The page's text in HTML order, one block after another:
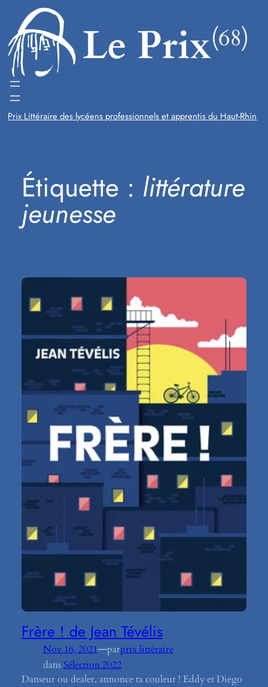
contenu
Prix Littéraire des lycéens professionnels et apprentis du Haut-Rhin
Étiquette : littérature
jeunesse
Frère ! de Jean Tévélis
Nov 16, 2021—parprix littéraire
dans Sélection 2022
Danseur ou dealer, annonce ta couleur ! Eddy et Diego